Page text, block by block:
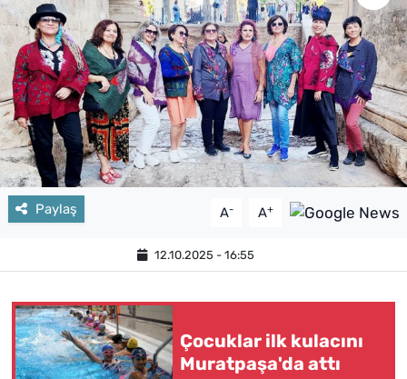
Paylaş A- A+
12.10.2025 - 16:55
Çocuklar ilk kulacını
Muratpaşa'da attı